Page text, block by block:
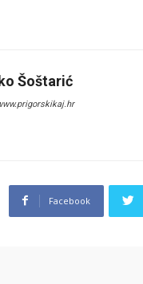
Šoštarić
Facebook